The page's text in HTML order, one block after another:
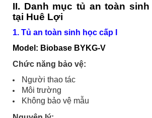
II. Danh mục tủ an toàn
tại Huê Lợi
1. Tủ an toàn sinh học cấp I
Model: Biobase BYKG-V
Chức năng bảo vệ:
Người thao tác
Môi trường
Không bảo vệ mẫu